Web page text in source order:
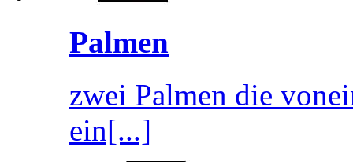
Palmen
zwei Palmen die
ein[...]